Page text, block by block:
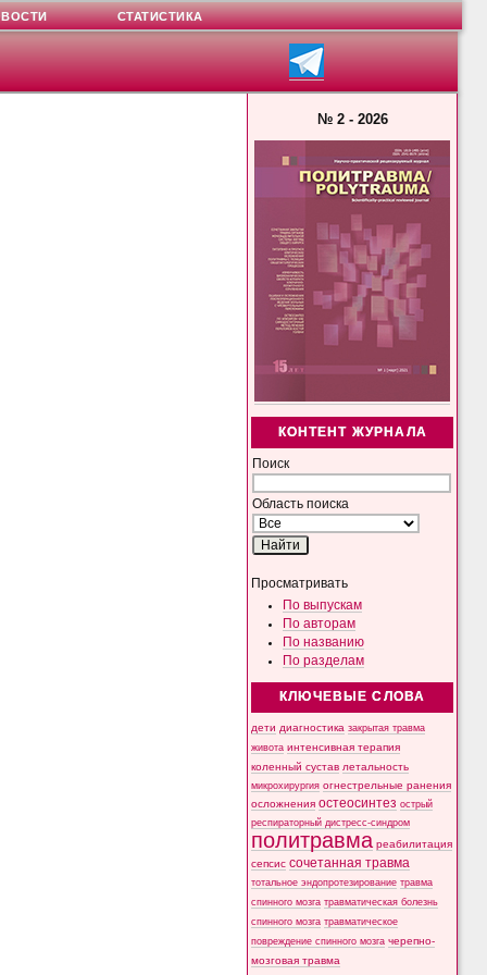
№ 2 - 2026
КОНТЕНТ ЖУРНАЛА
Поиск
Область поиска
Просматривать
По выпускам
По авторам
По названию
По разделам
КЛЮЧЕВЫЕ СЛОВА
дети диагностика закрытая травма
живота интенсивная терапия
коленный сустав летальность
микрохирургия огнестрельные ранения
осложнения остеосинтез острый
респираторный дистресс-синдром
политравма реабилитация
сепсис сочетанная травма
тотальное эндопротезирование травма
спинного мозга травматическая болезнь
спинного мозга травматическое
повреждение спинного мозга черепно-
мозговая травма
СТАТИСТИКА